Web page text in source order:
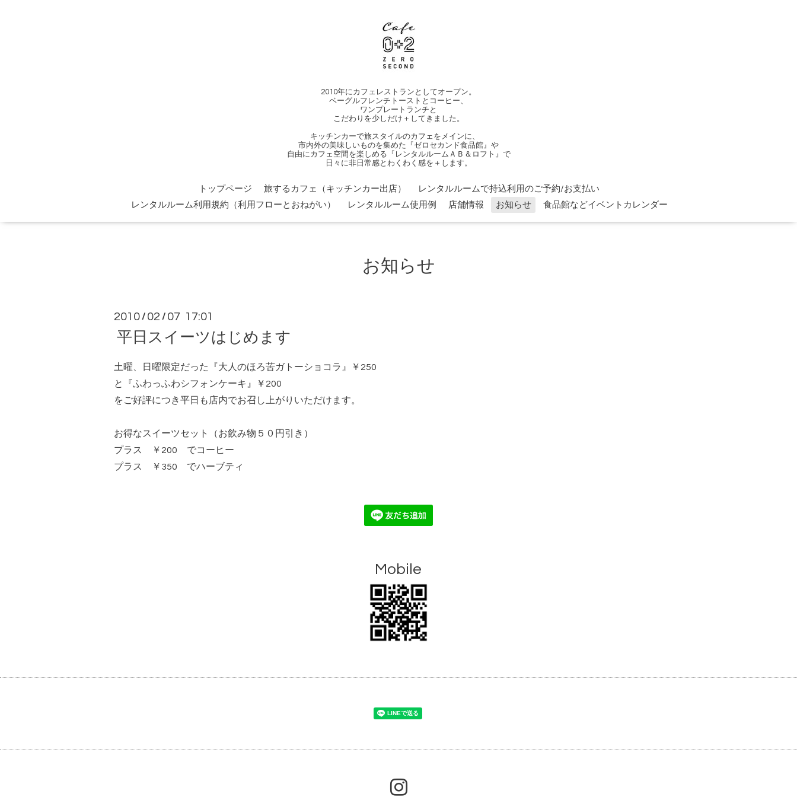
2010年にカフェレストランとしてオープン。
ベーグルフレンチトーストとコーヒー、
ワンプレートランチと
こだわりを少しだけ＋してきました。
キッチンカーで旅スタイルのカフェをメインに、
市内外の美味しいものを集めた『ゼロセカンド食品館』や
自由にカフェ空間を楽しめる『レンタルルームＡＢ＆ロフト』で
日々に非日常感とわくわく感を＋します。
トップページ 旅するカフェ（キッチンカー出店）
レンタルルームで持込利用のご予約/お支払い
レンタルルーム利用規約（利用フローとおねがい）
レンタルルーム使用例 店舗情報 お知らせ 食品館などイベントカレンダー
お知らせ
2010 / 02 / 07 17:01
平日スイーツはじめます
土曜、日曜限定だった『大人のほろ苦ガトーショコラ』￥250
と『ふわっふわシフォンケーキ』￥200
をご好評につき平日も店内でお召し上がりいただけます。
お得なスイーツセット（お飲み物５０円引き）
プラス ￥200 でコーヒー
プラス ￥350 でハーブティ
Mobile